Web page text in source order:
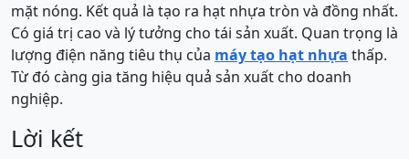
mặt nóng. Kết quả là tạo ra hạt nhựa tròn và đồng nhất.
Có giá trị cao và lý tưởng cho tái sản xuất. Quan trọng là
lượng điện năng tiêu thụ của máy tạo hạt nhựa thấp.
Từ đó càng gia tăng hiệu quả sản xuất cho doanh
nghiệp.
Lời kết